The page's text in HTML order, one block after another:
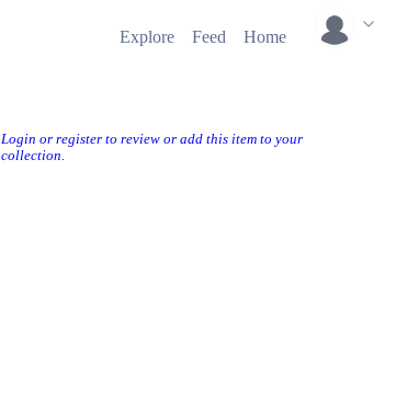
Explore Feed Home
Login or register to review or add this item to your
collection.